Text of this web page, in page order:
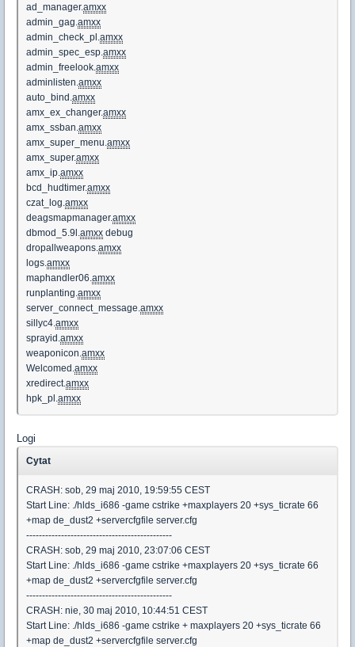
ad_manager.amxx
admin_gag.amxx
admin_check_pl.amxx
admin_spec_esp.amxx
admin_freelook.amxx
adminlisten.amxx
auto_bind.amxx
amx_ex_changer.amxx
amx_ssban.amxx
amx_super_menu.amxx
amx_super.amxx
amx_ip.amxx
bcd_hudtimer.amxx
czat_log.amxx
deagsmapmanager.amxx
dbmod_5.9l.amxx debug
dropallweapons.amxx
logs.amxx
maphandler06.amxx
runplanting.amxx
server_connect_message.amxx
sillyc4.amxx
sprayid.amxx
weaponicon.amxx
Welcomed.amxx
xredirect.amxx
hpk_pl.amxx
Logi
Cytat
CRASH: sob, 29 maj 2010, 19:59:55 CEST
Start Line: ./hlds_i686 -game cstrike +maxplayers 20 +sys_ticrate 66
+map de_dust2 +servercfgfile server.cfg
----------------------------------------------
CRASH: sob, 29 maj 2010, 23:07:06 CEST
Start Line: ./hlds_i686 -game cstrike +maxplayers 20 +sys_ticrate 66
+map de_dust2 +servercfgfile server.cfg
----------------------------------------------
CRASH: nie, 30 maj 2010, 10:44:51 CEST
Start Line: ./hlds_i686 -game cstrike + maxplayers 20 +sys_ticrate 66
+map de_dust2 +servercfgfile server.cfg